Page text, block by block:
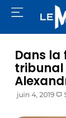
Dans la
tribunal
juin 4, 2019